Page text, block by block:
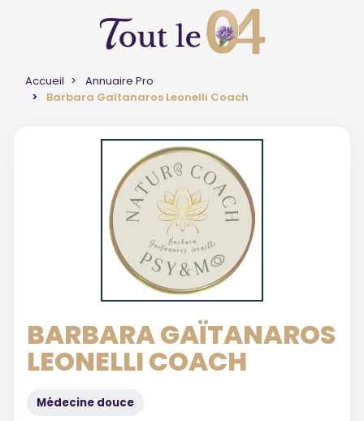
Accueil
Annuaire Pro
Barbara Gaïtanaros Leonelli Coach
BARBARA GAÏTANAROS
LEONELLI COACH
Médecine douce